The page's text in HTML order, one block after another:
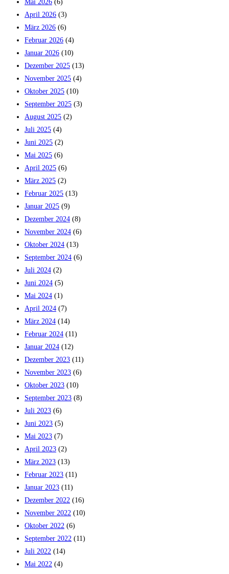
Mai 2026 (6)
April 2026 (3)
März 2026 (6)
Februar 2026 (4)
Januar 2026 (10)
Dezember 2025 (13)
November 2025 (4)
Oktober 2025 (10)
September 2025 (3)
August 2025 (2)
Juli 2025 (4)
Juni 2025 (2)
Mai 2025 (6)
April 2025 (6)
März 2025 (2)
Februar 2025 (13)
Januar 2025 (9)
Dezember 2024 (8)
November 2024 (6)
Oktober 2024 (13)
September 2024 (6)
Juli 2024 (2)
Juni 2024 (5)
Mai 2024 (1)
April 2024 (7)
März 2024 (14)
Februar 2024 (11)
Januar 2024 (12)
Dezember 2023 (11)
November 2023 (6)
Oktober 2023 (10)
September 2023 (8)
Juli 2023 (6)
Juni 2023 (5)
Mai 2023 (7)
April 2023 (2)
März 2023 (13)
Februar 2023 (11)
Januar 2023 (11)
Dezember 2022 (16)
November 2022 (10)
Oktober 2022 (6)
September 2022 (11)
Juli 2022 (14)
Mai 2022 (4)